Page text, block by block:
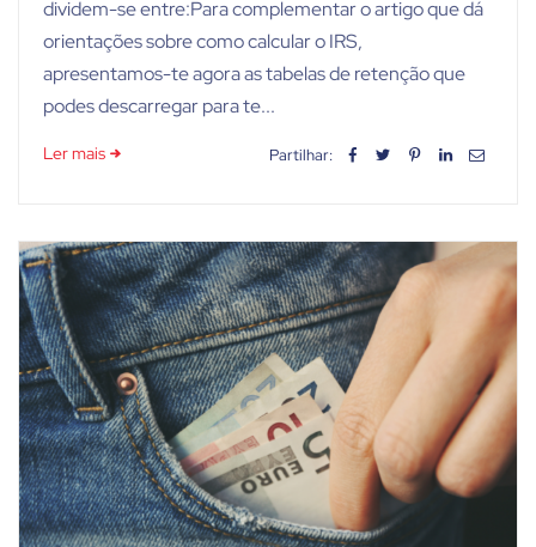
dividem-se entre:Para complementar o artigo que dá
orientações sobre como calcular o IRS,
apresentamos-te agora as tabelas de retenção que
podes descarregar para te...
Ler mais Partilhar: